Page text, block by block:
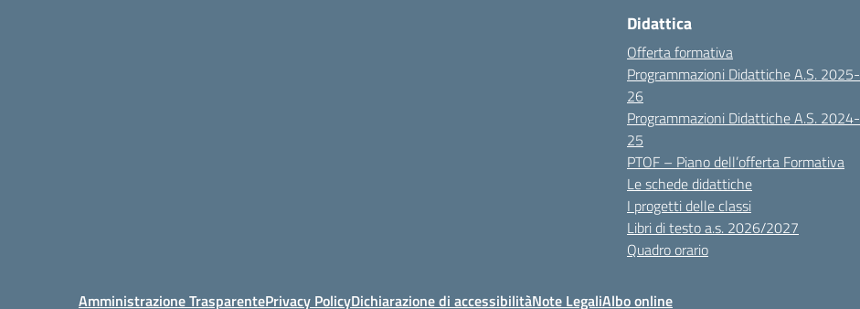
Didattica
Offerta formativa
Programmazioni Didattiche A.S. 2025-
26
Programmazioni Didattiche A.S. 2024-
25
PTOF – Piano dell’offerta Formativa
Le schede didattiche
I progetti delle classi
Libri di testo a.s. 2026/2027
Quadro orario
Amministrazione TrasparentePrivacy PolicyDichiarazione di accessibilitàNote LegaliAlbo online